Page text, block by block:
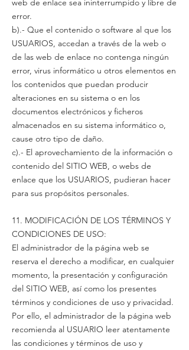
web de enlace sea ininterrumpido y libre de
error.
b).- Que el contenido o software al que los
USUARIOS, accedan a través de la web o
de las web de enlace no contenga ningún
error, virus informático u otros elementos en
los contenidos que puedan producir
alteraciones en su sistema o en los
documentos electrónicos y ficheros
almacenados en su sistema informático o,
cause otro tipo de daño.
c).- El aprovechamiento de la información o
contenido del SITIO WEB, o webs de
enlace que los USUARIOS, pudieran hacer
para sus propósitos personales.
11. MODIFICACIÓN DE LOS TÉRMINOS Y
CONDICIONES DE USO:
El administrador de la página web se
reserva el derecho a modificar, en cualquier
momento, la presentación y configuración
del SITIO WEB, así como los presentes
términos y condiciones de uso y privacidad.
Por ello, el administrador de la página web
recomienda al USUARIO leer atentamente
las condiciones y términos de uso y